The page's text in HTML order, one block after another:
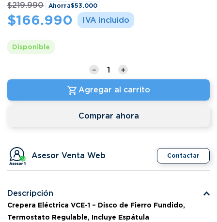
$219.990 Ahorra$53.000
$166.990
Disponible
＋
－
Agregar al carrito
Comprar ahora
Asesor Venta Web Contactar
Descripción
Crepera Eléctrica VCE-1 – Disco de Fierro Fundido,
Termostato Regulable, Incluye Espátula